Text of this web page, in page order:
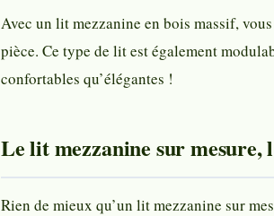
Avec un lit mezzanine en bois massif,
pièce. Ce type de lit est également
confortables qu’élégantes !
Le lit mezzanine sur mesure,
Rien de mieux qu’un lit mezzanine sur